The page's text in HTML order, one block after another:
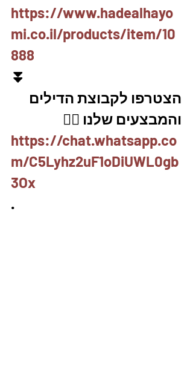
https://www.hadealhayo
mi.co.il/products/item/10
888
⏬
הצטרפו לקבוצת הדילים
והמבצעים שלנו 👇🏽
https://chat.whatsapp.co
m/C5Lyhz2uF1oDiUWL0gb
3Ox
.